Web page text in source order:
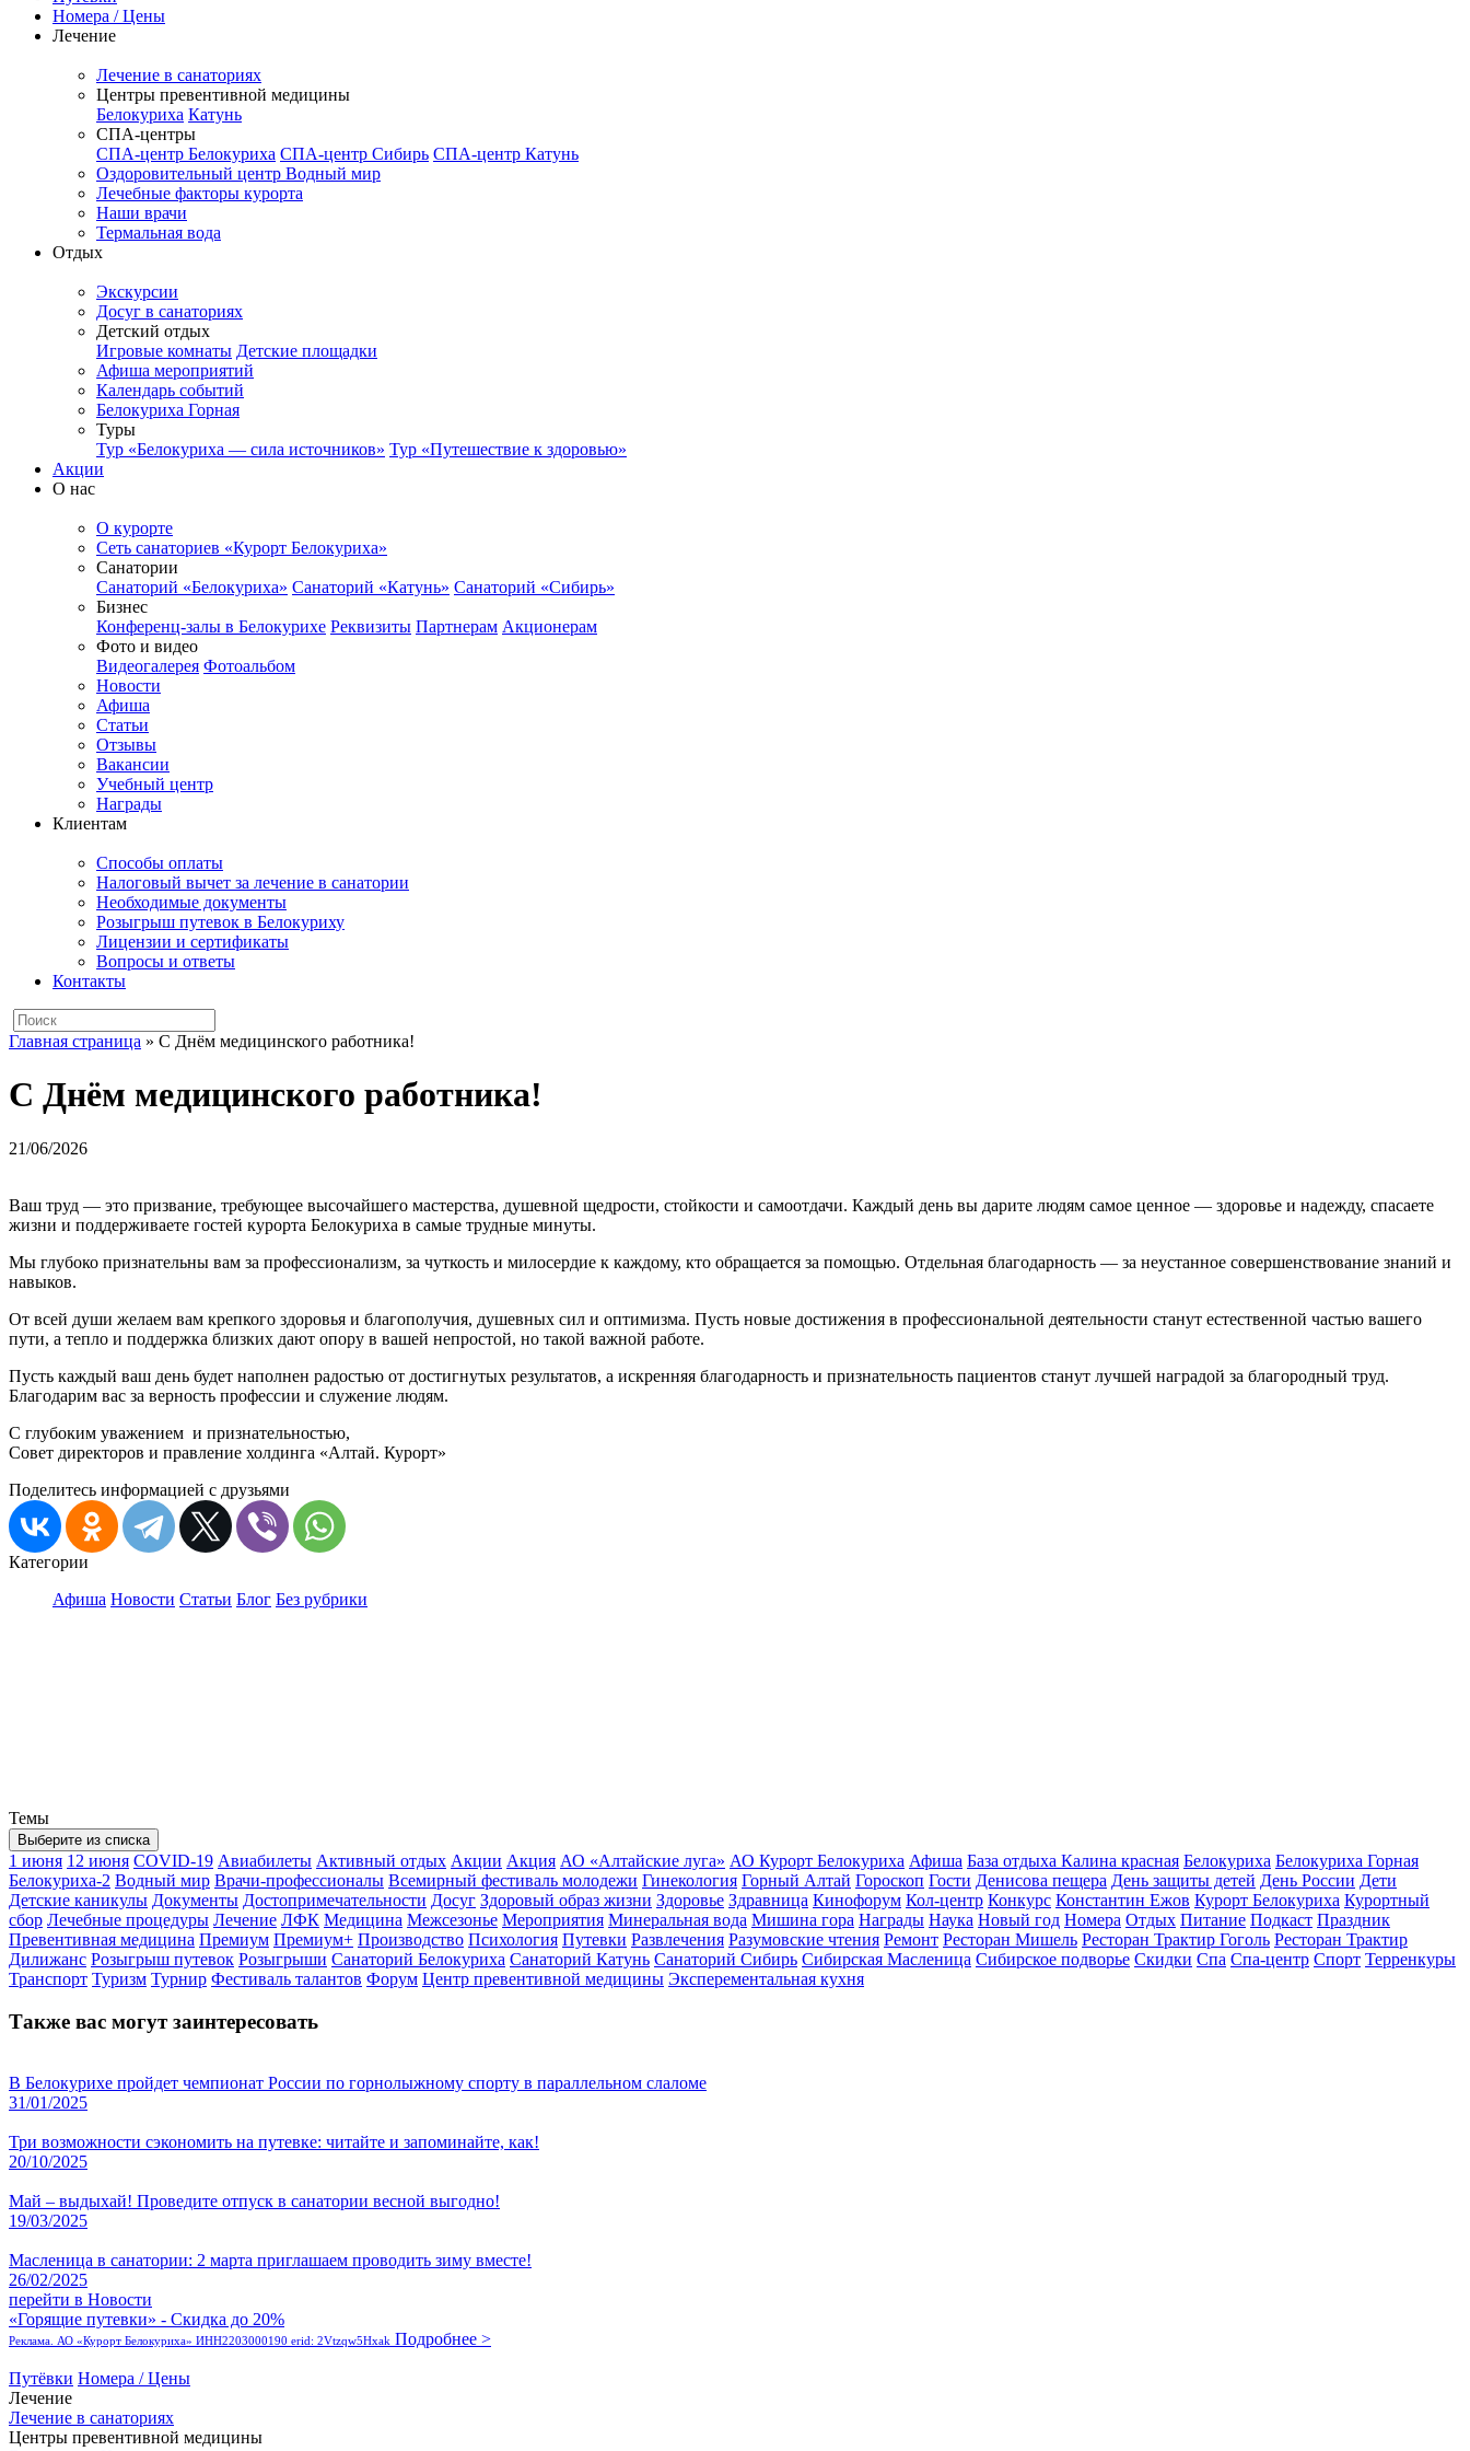
Номера / Цены
Лечение
Лечение в санаториях
Центры превентивной медицины
Белокуриха Катунь
СПА-центры
СПА-центр Белокуриха СПА-центр Сибирь СПА-центр Катунь
Оздоровительный центр Водный мир
Лечебные факторы курорта
Наши врачи
Термальная вода
Отдых
Экскурсии
Досуг в санаториях
Детский отдых
Игровые комнаты Детские площадки
Афиша мероприятий
Календарь событий
Белокуриха Горная
Туры
Тур «Белокуриха — сила источников» Тур «Путешествие к здоровью»
Акции
О нас
О курорте
Сеть санаториев «Курорт Белокуриха»
Санатории
Санаторий «Белокуриха» Санаторий «Катунь» Санаторий «Сибирь»
Бизнес
Конференц-залы в Белокурихе Реквизиты Партнерам Акционерам
Фото и видео
Видеогалерея Фотоальбом
Новости
Афиша
Статьи
Отзывы
Вакансии
Учебный центр
Награды
Клиентам
Способы оплаты
Налоговый вычет за лечение в санатории
Необходимые документы
Розыгрыш путевок в Белокуриху
Лицензии и сертификаты
Вопросы и ответы
Контакты
Главная страница » С Днём медицинского работника!
С Днём медицинского работника!
21/06/2026
Ваш труд — это призвание, требующее высочайшего мастерства, душевной щедрости, стойкости и самоотдачи. Каждый день вы дарите людям самое ценное — здоровье и надежду, спасаете
жизни и поддерживаете гостей курорта Белокуриха в самые трудные минуты.
Мы глубоко признательны вам за профессионализм, за чуткость и милосердие к каждому, кто обращается за помощью. Отдельная благодарность — за неустанное совершенствование знаний и
навыков.
От всей души желаем вам крепкого здоровья и благополучия, душевных сил и оптимизма. Пусть новые достижения в профессиональной деятельности станут естественной частью вашего
пути, а тепло и поддержка близких дают опору в вашей непростой, но такой важной работе.
Пусть каждый ваш день будет наполнен радостью от достигнутых результатов, а искренняя благодарность и признательность пациентов станут лучшей наградой за благородный труд.
Благодарим вас за верность профессии и служение людям.
С глубоким уважением и признательностью,
Совет директоров и правление холдинга «Алтай. Курорт»
Поделитесь информацией с друзьями
Категории
Афиша Новости Статьи Блог Без рубрики
Темы
Выберите из списка
1 июня 12 июня COVID-19 Авиабилеты Активный отдых Акции Акция АО «Алтайские луга» АО Курорт Белокуриха Афиша База отдыха Калина красная Белокуриха Белокуриха Горная
Белокуриха-2 Водный мир Врачи-профессионалы Всемирный фестиваль молодежи Гинекология Горный Алтай Гороскоп Гости Денисова пещера День защиты детей День России Дети
Детские каникулы Документы Достопримечательности Досуг Здоровый образ жизни Здоровье Здравница Кинофорум Кол-центр Конкурс Константин Ежов Курорт Белокуриха Курортный
сбор Лечебные процедуры Лечение ЛФК Медицина Межсезонье Мероприятия Минеральная вода Мишина гора Награды Наука Новый год Номера Отдых Питание Подкаст Праздник
Превентивная медицина Премиум Премиум+ Производство Психология Путевки Развлечения Разумовские чтения Ремонт Ресторан Мишель Ресторан Трактир Гоголь Ресторан Трактир
Дилижанс Розыгрыш путевок Розыгрыши Санаторий Белокуриха Санаторий Катунь Санаторий Сибирь Сибирская Масленица Сибирское подворье Скидки Спа Спа-центр Спорт Терренкуры
Транспорт Туризм Турнир Фестиваль талантов Форум Центр превентивной медицины Эксперементальная кухня
Также вас могут заинтересовать
В Белокурихе пройдет чемпионат России по горнолыжному спорту в параллельном слаломе
31/01/2025
Три возможности сэкономить на путевке: читайте и запоминайте, как!
20/10/2025
Май – выдыхай! Проведите отпуск в санатории весной выгодно!
19/03/2025
Масленица в санатории: 2 марта приглашаем проводить зиму вместе!
26/02/2025
перейти в Новости
«Горящие путевки» - Скидка до 20%
Реклама. АО «Курорт Белокуриха» ИНН2203000190 erid: 2Vtzqw5Hxak Подробнее >
Путёвки Номера / Цены
Лечение
Лечение в санаториях
Центры превентивной медицины